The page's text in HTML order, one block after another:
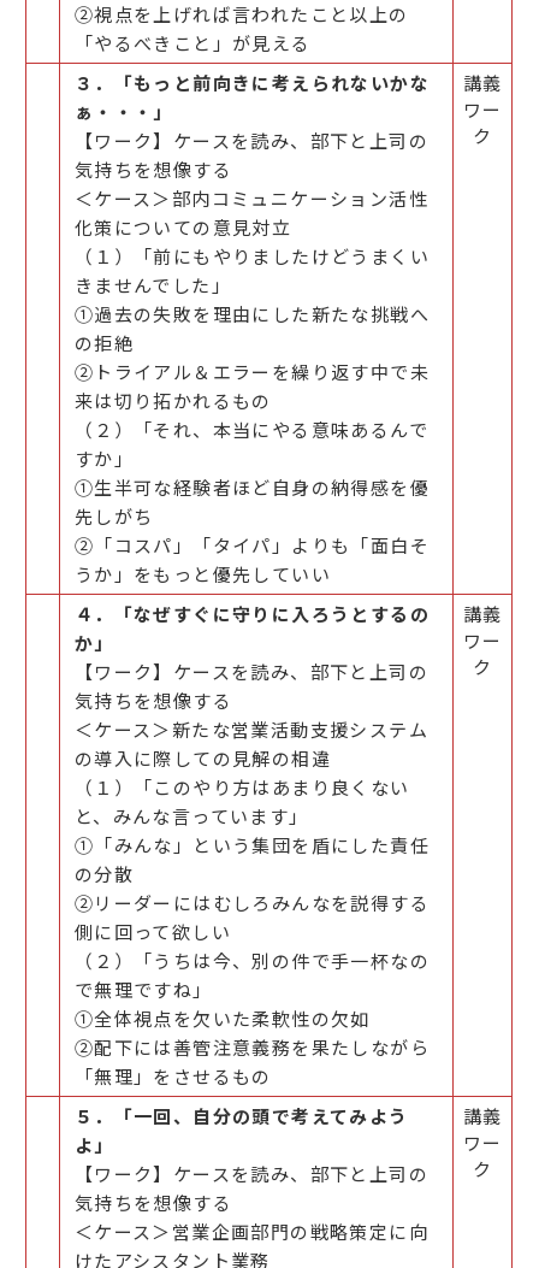
②視点を上げれば言われたこと以上の
「やるべきこと」が見える
３．「もっと前向きに考えられないかな
ぁ・・・」
【ワーク】ケースを読み、部下と上司の
気持ちを想像する
＜ケース＞部内コミュニケーション活性
化策についての意見対立
（１）「前にもやりましたけどうまくい
きませんでした」
①過去の失敗を理由にした新たな挑戦へ
の拒絶
②トライアル＆エラーを繰り返す中で未
来は切り拓かれるもの
（２）「それ、本当にやる意味あるんで
すか」
①生半可な経験者ほど自身の納得感を優
先しがち
②「コスパ」「タイパ」よりも「面白そ
うか」をもっと優先していい
講義
ワー
ク
４．「なぜすぐに守りに入ろうとするの
か」
【ワーク】ケースを読み、部下と上司の
気持ちを想像する
＜ケース＞新たな営業活動支援システム
の導入に際しての見解の相違
（１）「このやり方はあまり良くない
と、みんな言っています」
①「みんな」という集団を盾にした責任
の分散
②リーダーにはむしろみんなを説得する
側に回って欲しい
（２）「うちは今、別の件で手一杯なの
で無理ですね」
①全体視点を欠いた柔軟性の欠如
②配下には善管注意義務を果たしながら
「無理」をさせるもの
講義
ワー
ク
５．「一回、自分の頭で考えてみよう
よ」
【ワーク】ケースを読み、部下と上司の
気持ちを想像する
＜ケース＞営業企画部門の戦略策定に向
けたアシスタント業務
講義
ワー
ク